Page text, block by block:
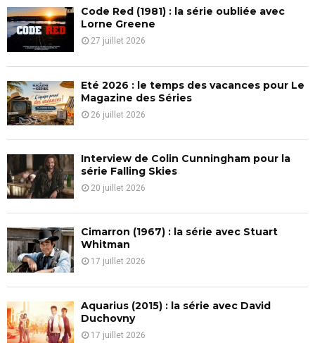
f
o
r
:
C
Code Red (1981) : la série oubliée avec
Lorne Greene
27 juillet 2026
Eté 2026 : le temps des vacances pour Le
Magazine des Séries
26 juillet 2026
Interview de Colin Cunningham pour la
série Falling Skies
20 juillet 2026
Cimarron (1967) : la série avec Stuart
Whitman
17 juillet 2026
Aquarius (2015) : la série avec David
Duchovny
17 juillet 2026